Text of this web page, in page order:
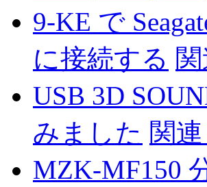
9-KE で
に接続する
USB 3D
みました 関
MZK-MF150